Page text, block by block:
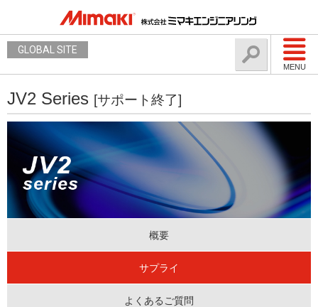
MENU
GLOBAL SITE
JV2 Series [サポート終了]
概要
サプライ
よくあるご質問